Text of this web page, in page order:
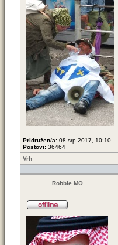
Pridružen/a: 08 srp 2017, 10:10
Postovi: 36464
Vrh
Robbie MO